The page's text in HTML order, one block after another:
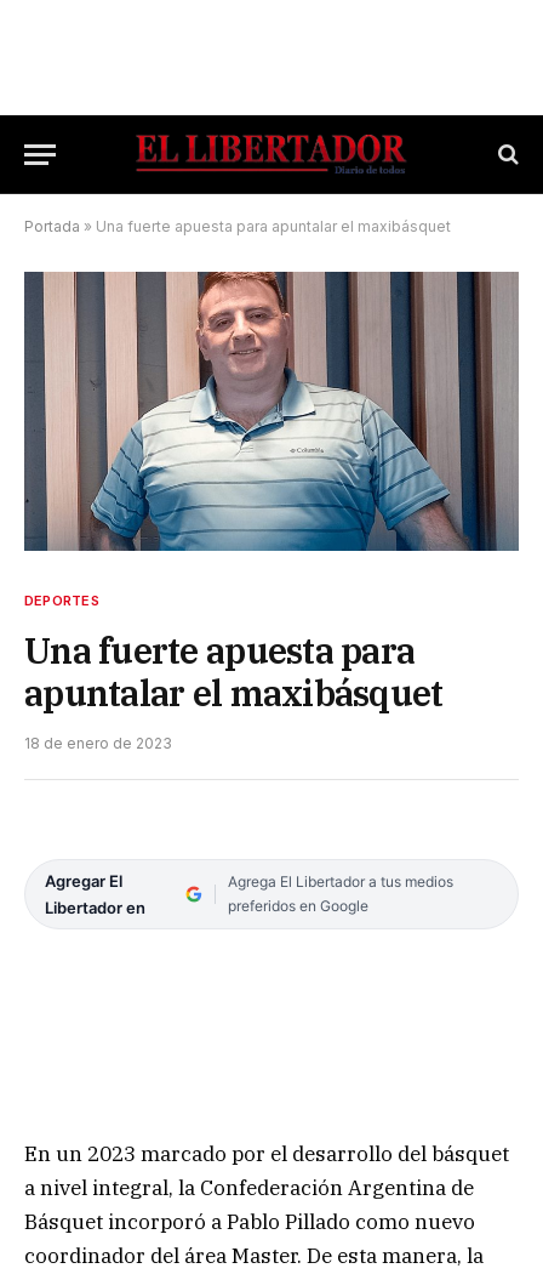
Portada » Una fuerte apuesta para apuntalar el maxibásquet
DEPORTES
Una fuerte apuesta para
apuntalar el maxibásquet
18 de enero de 2023
Agregar El
Libertador en
Agrega El Libertador a tus medios
preferidos en Google
En un 2023 marcado por el desarrollo del básquet
a nivel integral, la Confederación Argentina de
Básquet incorporó a Pablo Pillado como nuevo
coordinador del área Master. De esta manera, la